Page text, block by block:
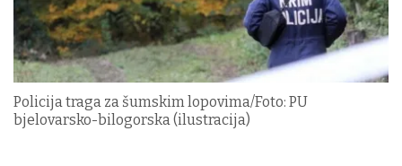
Policija traga za šumskim lopovima/Foto: PU
bjelovarsko-bilogorska (ilustracija)